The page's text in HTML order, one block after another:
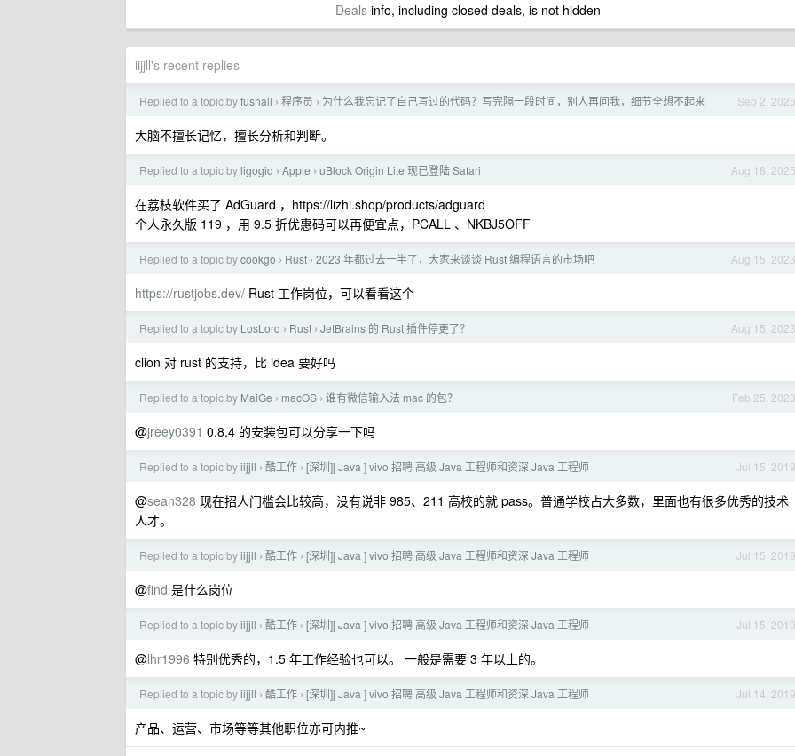
Dealsinfo, including closed deals, is not hidden
iijjll's recent replies
Sep 2, 2025
Replied to a topic byfushall › 程序员 › 为什么我忘记了自己写过的代码？写完隔一段时间，别人再问我，细节全想不起来
大脑不擅长记忆，擅长分析和判断。
Aug 18, 2025
Replied to a topic by ligogid › Apple › uBlock Origin Lite 现已登陆 Safari
在荔枝软件买了 AdGuard ，https://lizhi.shop/products/adguard
个人永久版 119 ，用 9.5 折优惠码可以再便宜点，PCALL 、NKBJ5OFF
Aug 15, 2023
Replied to a topic bycookgo › Rust › 2023 年都过去一半了，大家来谈谈 Rust 编程语言的市场吧
https://rustjobs.dev/ Rust 工作岗位，可以看看这个
Aug 15, 2023
Replied to a topic by LosLord › Rust › JetBrains 的 Rust 插件停更了？
clion 对 rust 的支持，比 idea 要好吗
Feb 25, 2023
Replied to a topic by MaiGe › macOS › 谁有微信输入法 mac 的包？
@jreey0391 0.8.4 的安装包可以分享一下吗
Jul 15, 2019
Replied to a topic byiijjll › 酷工作 › [深圳][ Java ] vivo 招聘 高级 Java 工程师和资深 Java 工程师
@sean328 现在招人门槛会比较高，没有说非 985、211 高校的就 pass。普通学校占大多数，里面也有很多优秀的技术
人才。
Jul 15, 2019
Replied to a topic byiijjll › 酷工作 › [深圳][ Java ] vivo 招聘 高级 Java 工程师和资深 Java 工程师
@find 是什么岗位
Jul 15, 2019
Replied to a topic byiijjll › 酷工作 › [深圳][ Java ] vivo 招聘 高级 Java 工程师和资深 Java 工程师
@lhr1996 特别优秀的，1.5 年工作经验也可以。 一般是需要 3 年以上的。
Jul 14, 2019
Replied to a topic byiijjll › 酷工作 › [深圳][ Java ] vivo 招聘 高级 Java 工程师和资深 Java 工程师
产品、运营、市场等等其他职位亦可内推~